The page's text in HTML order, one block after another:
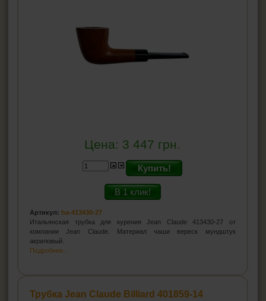
Цена: 3 447 грн.
Купить!
В 1 клик!
Артикул: ha-413430-27
Итальянская трубка для курения Jean Claude 413430-27 от
компании Jean Claude. Материал чаши вереск мундштук
акриловый.
Подробнее...
Трубка Jean Claude Billiard 401859-14